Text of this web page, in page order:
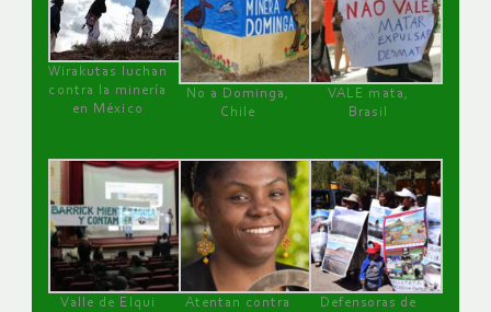
Wirakutas luchan
contra la minería
en México
No a Dominga,
Chile
VALE mata,
Brasil
Valle de Elqui
Atentan contra
Defensoras de